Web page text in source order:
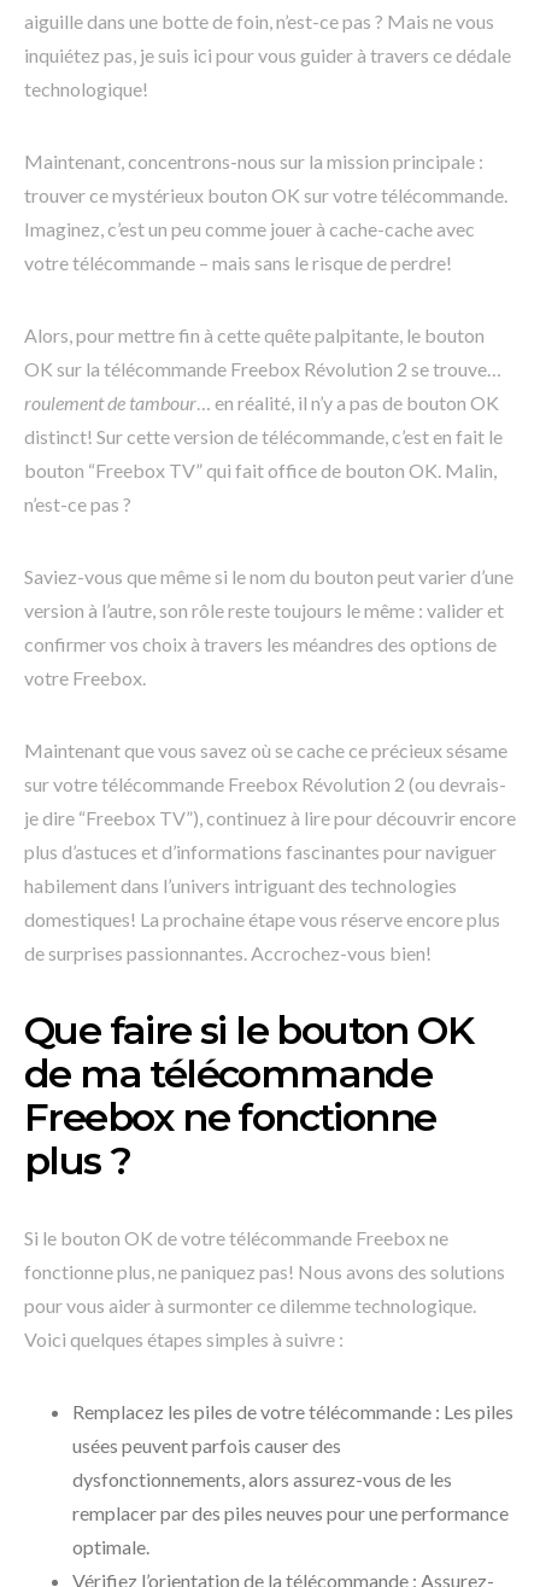
aiguille dans une botte de foin, n’est-ce pas ? Mais ne vous
inquiétez pas, je suis ici pour vous guider à travers ce dédale
technologique!
Maintenant, concentrons-nous sur la mission principale :
trouver ce mystérieux bouton OK sur votre télécommande.
Imaginez, c’est un peu comme jouer à cache-cache avec
votre télécommande – mais sans le risque de perdre!
Alors, pour mettre fin à cette quête palpitante, le bouton
OK sur la télécommande Freebox Révolution 2 se trouve…
roulement de tambour… en réalité, il n’y a pas de bouton OK
distinct! Sur cette version de télécommande, c’est en fait le
bouton “Freebox TV” qui fait office de bouton OK. Malin,
n’est-ce pas ?
Saviez-vous que même si le nom du bouton peut varier d’une
version à l’autre, son rôle reste toujours le même : valider et
confirmer vos choix à travers les méandres des options de
votre Freebox.
Maintenant que vous savez où se cache ce précieux sésame
sur votre télécommande Freebox Révolution 2 (ou devrais-
je dire “Freebox TV”), continuez à lire pour découvrir encore
plus d’astuces et d’informations fascinantes pour naviguer
habilement dans l’univers intriguant des technologies
domestiques! La prochaine étape vous réserve encore plus
de surprises passionnantes. Accrochez-vous bien!
Que faire si le bouton OK
de ma télécommande
Freebox ne fonctionne
plus ?
Si le bouton OK de votre télécommande Freebox ne
fonctionne plus, ne paniquez pas! Nous avons des solutions
pour vous aider à surmonter ce dilemme technologique.
Voici quelques étapes simples à suivre :
Remplacez les piles de votre télécommande : Les piles
usées peuvent parfois causer des
dysfonctionnements, alors assurez-vous de les
remplacer par des piles neuves pour une performance
optimale.
Vérifiez l’orientation de la télécommande : Assurez-